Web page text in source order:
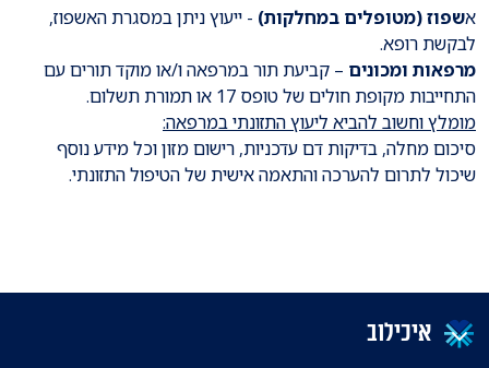
אשפוז (מטופלים במחלקות) - ייעוץ ניתן במסגרת האשפוז,
לבקשת רופא.
מרפאות ומכונים – קביעת תור במרפאה ו/או מוקד תורים עם
התחייבות מקופת חולים של טופס 17 או תמורת תשלום.
מומלץ וחשוב להביא ליעוץ התזונתי במרפאה:
סיכום מחלה, בדיקות דם עדכניות, רישום מזון וכל מידע נוסף
שיכול לתרום להערכה והתאמה אישית של הטיפול התזונתי.
איכילוב